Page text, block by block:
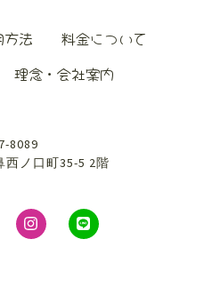
法
料金について
理念・会社案内
8089
西ノ口町35-5 2階